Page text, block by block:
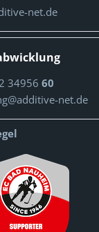
net.de
34956 60
net.de